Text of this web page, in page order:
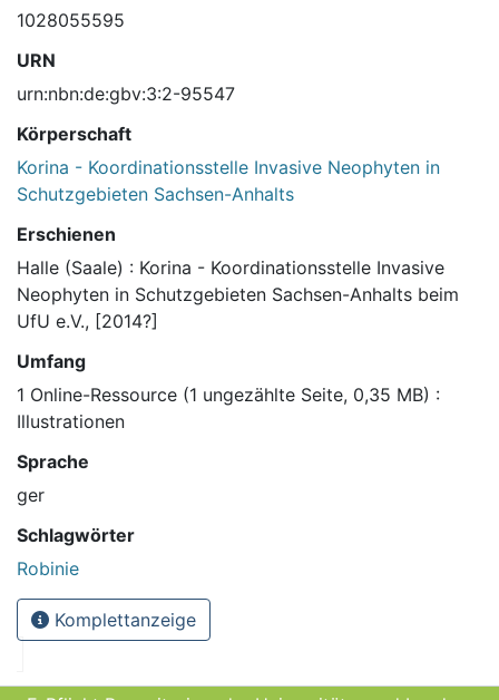
1028055595
URN
urn:nbn:de:gbv:3:2-95547
Körperschaft
Korina - Koordinationsstelle Invasive Neophyten in
Schutzgebieten Sachsen-Anhalts
Erschienen
Halle (Saale) : Korina - Koordinationsstelle Invasive
Neophyten in Schutzgebieten Sachsen-Anhalts beim
UfU e.V., [2014?]
Umfang
1 Online-Ressource (1 ungezählte Seite, 0,35 MB) :
Illustrationen
Sprache
ger
Schlagwörter
Robinie
Komplettanzeige